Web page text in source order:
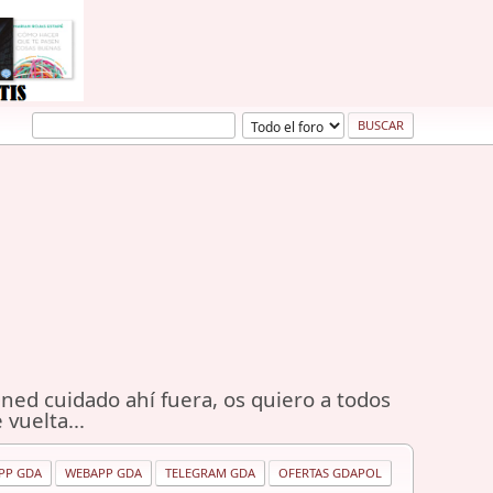
cuidado ahí fuera, os quiero a todos
vuelta...
GDA WEBAPP GDA TELEGRAM GDA OFERTAS GDAPOL